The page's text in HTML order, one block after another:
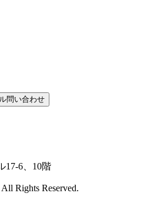
問い合わせ
17-6、10階
Rights Reserved.